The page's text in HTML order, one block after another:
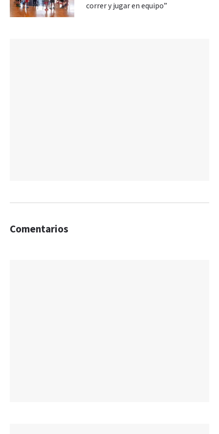
correr y jugar en equipo”
Comentarios